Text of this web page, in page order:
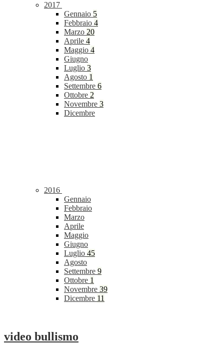
2017
Gennaio 5
Febbraio 4
Marzo 20
Aprile 4
Maggio 4
Giugno
Luglio 3
Agosto 1
Settembre 6
Ottobre 2
Novembre 3
Dicembre
2016
Gennaio
Febbraio
Marzo
Aprile
Maggio
Giugno
Luglio 45
Agosto
Settembre 9
Ottobre 1
Novembre 39
Dicembre 11
video bullismo